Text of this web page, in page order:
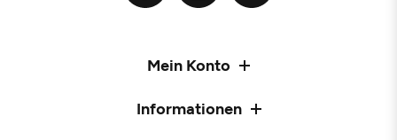
Mein Konto
Informationen